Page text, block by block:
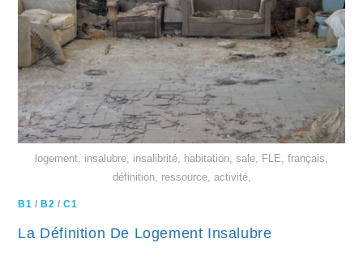
logement, insalubre, insalibrité, habitation, sale, FLE, français,
définition, ressource, activité,
B1 /B2 /C1
La Définition De Logement Insalubre